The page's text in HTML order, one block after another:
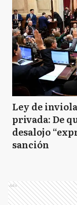
Ley de
privada: De
desalojo
sanción
Ads